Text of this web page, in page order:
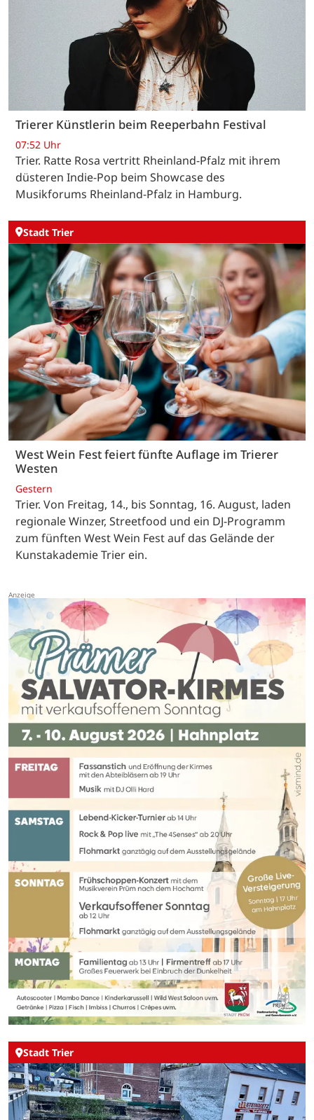
Trierer Künstlerin beim Reeperbahn Festival
07:52 Uhr
Trier. Ratte Rosa vertritt Rheinland-Pfalz mit ihrem
düsteren Indie-Pop beim Showcase des
Musikforums Rheinland-Pfalz in Hamburg.
Stadt Trier
West Wein Fest feiert fünfte Auflage im Trierer
Westen
Gestern
Trier. Von Freitag, 14., bis Sonntag, 16. August, laden
regionale Winzer, Streetfood und ein DJ-Programm
zum fünften West Wein Fest auf das Gelände der
Kunstakademie Trier ein.
Stadt Trier